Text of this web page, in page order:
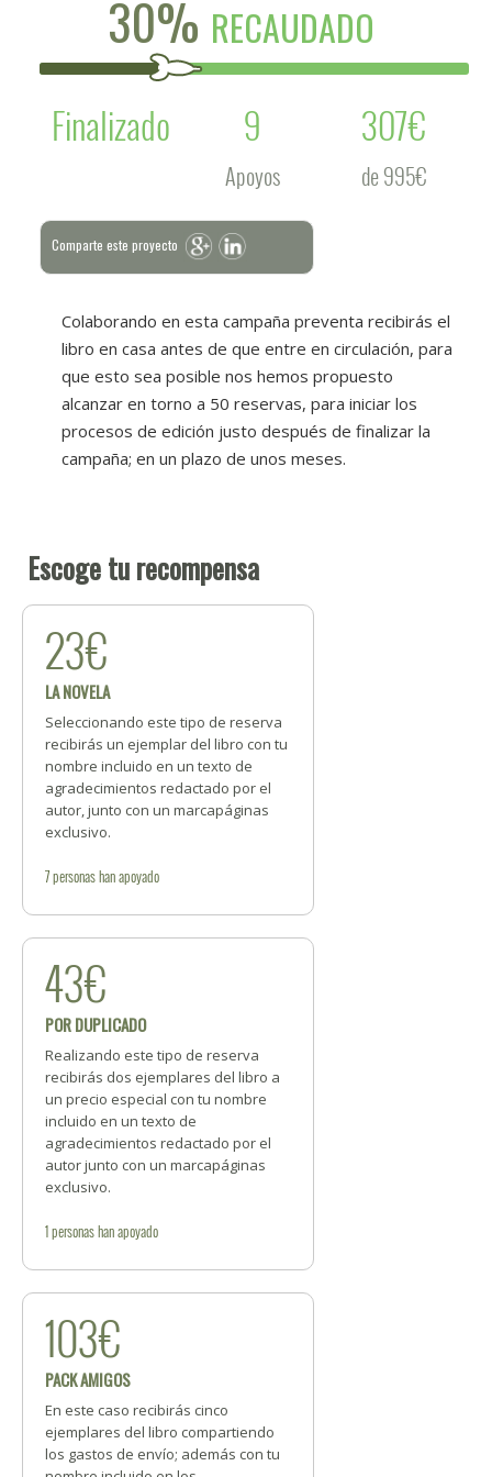
30% RECAUDADO
Finalizado
9
Apoyos
307€
de 995€
Comparte este proyecto
Colaborando en esta campaña preventa recibirás el
libro en casa antes de que entre en circulación, para
que esto sea posible nos hemos propuesto
alcanzar en torno a 50 reservas, para iniciar los
procesos de edición justo después de finalizar la
campaña; en un plazo de unos meses.
Escoge tu recompensa
23€
LA NOVELA
Seleccionando este tipo de reserva
recibirás un ejemplar del libro con tu
nombre incluido en un texto de
agradecimientos redactado por el
autor, junto con un marcapáginas
exclusivo.
7personashan apoyado
43€
POR DUPLICADO
Realizando este tipo de reserva
recibirás dos ejemplares del libro a
un precio especial con tu nombre
incluido en un texto de
agradecimientos redactado por el
autor junto con un marcapáginas
exclusivo.
1personashan apoyado
103€
PACK AMIGOS
En este caso recibirás cinco
ejemplares del libro compartiendo
los gastos de envío; además con tu